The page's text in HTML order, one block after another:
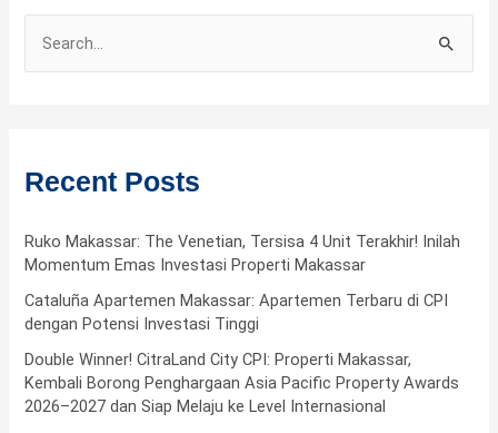
c
f
o
r
Recent Posts
Ruko Makassar: The Venetian, Tersisa 4 Unit Terakhir! Inilah
Momentum Emas Investasi Properti Makassar
Cataluña Apartemen Makassar: Apartemen Terbaru di CPI
dengan Potensi Investasi Tinggi
Double Winner! CitraLand City CPI: Properti Makassar,
Kembali Borong Penghargaan Asia Pacific Property Awards
2026–2027 dan Siap Melaju ke Level Internasional